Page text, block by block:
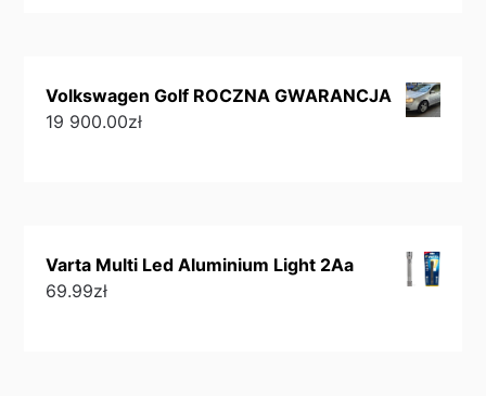
Volkswagen Golf ROCZNA GWARANCJA
19 900.00zł
Varta Multi Led Aluminium Light 2Aa
69.99zł